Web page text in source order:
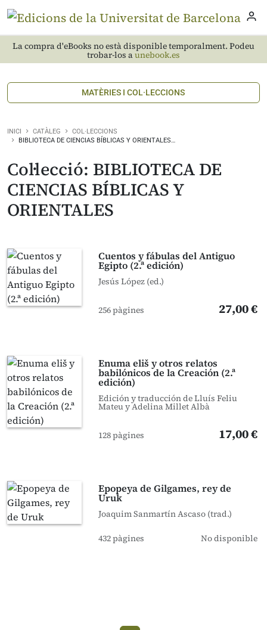
La compra d'eBooks no està disponible temporalment. Podeu
trobar-los aunebook.es
MATÈRIES I COL·LECCIONS
INICI CATÀLEG
COL·LECCIONS
BIBLIOTECA DE CIENCIAS BÍBLICAS Y ORIENTALES…
Col·lecció: BIBLIOTECA DE
CIENCIAS BÍBLICAS Y
ORIENTALES
Cuentos y fábulas del Antiguo
Egipto (2.ª edición)
Jesús López (ed.)
256 pàgines 27,00 €
Enuma eliš y otros relatos
babilónicos de la Creación (2.ª
edición)
Edición y traducción de Lluís Feliu
Mateu y Adelina Millet Albà
128 pàgines 17,00 €
Epopeya de Gilgames, rey de
Uruk
Joaquim Sanmartín Ascaso (trad.)
432 pàgines No disponible